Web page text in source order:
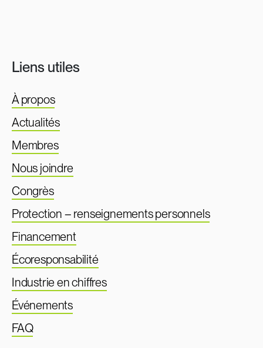
Liens utiles
À propos
Actualités
Membres
Nous joindre
Congrès
Protection – renseignements personnels
Financement
Écoresponsabilité
Industrie en chiffres
Événements
FAQ